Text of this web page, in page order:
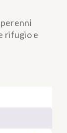
rifugio e